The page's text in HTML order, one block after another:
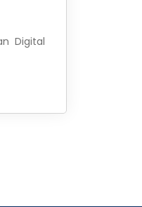
Digital